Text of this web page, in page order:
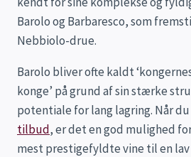
Barolo og Barbaresco, som
Nebbiolo-drue.
Barolo bliver ofte kaldt ‘kongernes
konge’ på grund af sin stærke
potentiale for lang lagring. Når
tilbud, er det en god mulighed
mest prestigefyldte vine til en lav